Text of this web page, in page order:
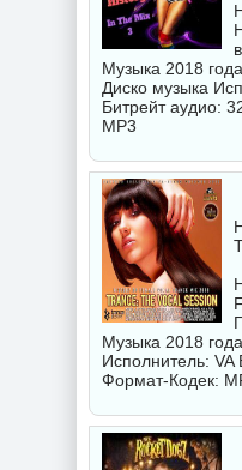
Музыка 2018
Диско музыка
Битрейт аудио:
MP3
Музыка 2018
Исполнитель: VA
Формат-Кодек: